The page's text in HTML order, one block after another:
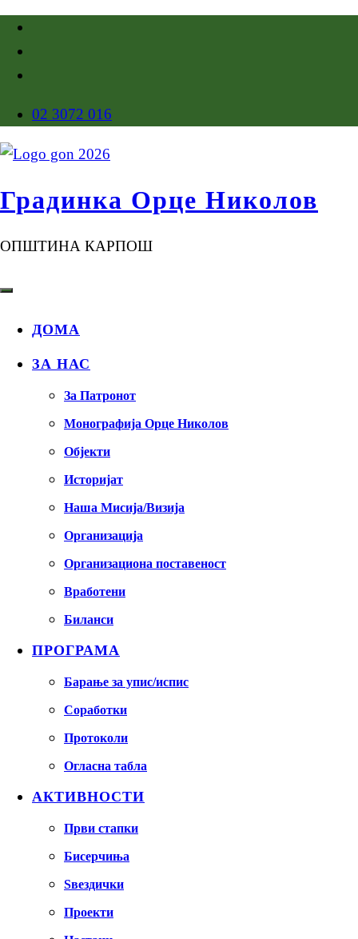
02 3072 016
Градинка Орце Николов
ОПШТИНА КАРПОШ
ДОМА
ЗА НАС
За Патронот
Монографија Орце Николов
Објекти
Историјат
Наша Мисија/Визија
Организација
Организациона поставеност
Вработени
Биланси
ПРОГРАМА
Барање за упис/испис
Соработки
Протоколи
Огласна табла
АКТИВНОСТИ
Први стапки
Бисерчиња
Ѕвездички
Проекти